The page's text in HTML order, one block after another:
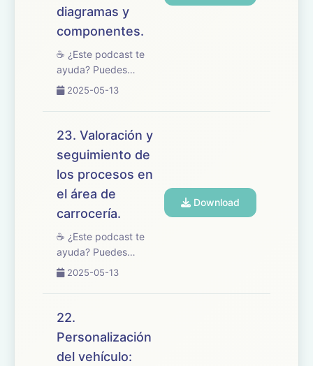
diagramas y
componentes.
☕ ¿Este podcast te
ayuda? Puedes
apoyarlo en
🎧 En este episodio
tratamos el tema 24
oposiciones de
Mantenimiento de
Vehículos, dedicado a
los motores Ott...
2025-05-13
23. Valoración y
seguimiento de
los procesos en
el área de
carrocería.
☕ ¿Este podcast te
ayuda? Puedes
apoyarlo en
🎧 En este episodio
repasamos el tema 23
oposiciones de
Mantenimiento de
2025-05-13
Download
22.
Personalización
del vehículo: